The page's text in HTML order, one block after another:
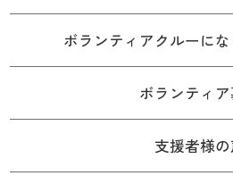
ボランティアクルーに
ボランティ
支援者様